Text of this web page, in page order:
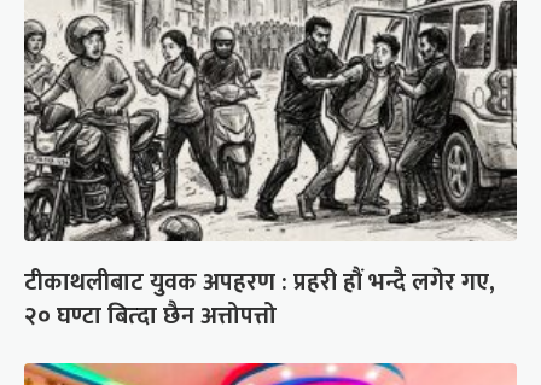
टीकाथलीबाट युवक अपहरण : प्रहरी हौं भन्दै लगेर गए,
२० घण्टा बित्दा छैन अत्तोपत्तो